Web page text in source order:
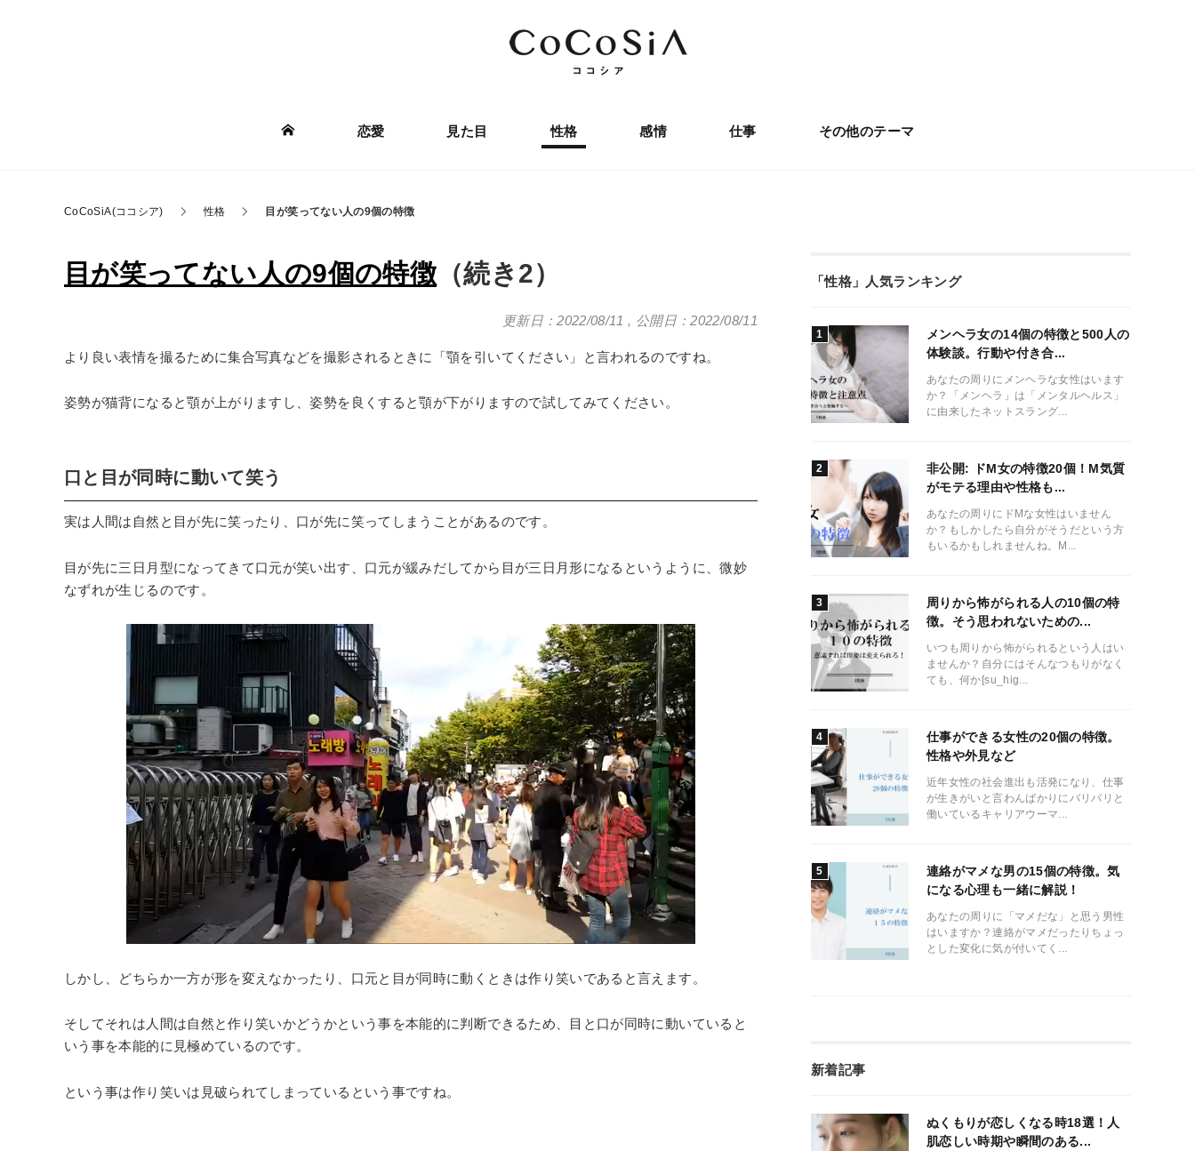
恋愛 見た目 性格 感情 仕事 その他のテーマ
CoCoSiA(ココシア) 性格 目が笑ってない人の9個の特徴
目が笑ってない人の9個の特徴 （続き2）
更新日：2022/08/11 , 公開日：2022/08/11
より良い表情を撮るために集合写真などを撮影されるときに「顎を引いてください」と言われるのですね。
姿勢が猫背になると顎が上がりますし、姿勢を良くすると顎が下がりますので試してみてください。
口と目が同時に動いて笑う
実は人間は自然と目が先に笑ったり、口が先に笑ってしまうことがあるのです。
目が先に三日月型になってきて口元が笑い出す、口元が緩みだしてから目が三日月形になるというように、微妙
なずれが生じるのです。
しかし、どちらか一方が形を変えなかったり、口元と目が同時に動くときは作り笑いであると言えます。
そしてそれは人間は自然と作り笑いかどうかという事を本能的に判断できるため、目と口が同時に動いていると
いう事を本能的に見極めているのです。
という事は作り笑いは見破られてしまっているという事ですね。
「性格」人気ランキング
メンヘラ女の14個の特徴と500人の
体験談。行動や付き合...
あなたの周りにメンヘラな女性はいます
か？「メンヘラ」は「メンタルヘルス」
に由来したネットスラング...
非公開: ドM女の特徴20個！M気質
がモテる理由や性格も...
あなたの周りにドMな女性はいません
か？もしかしたら自分がそうだという方
もいるかもしれませんね。M...
周りから怖がられる人の10個の特
徴。そう思われないための...
いつも周りから怖がられるという人はい
ませんか？自分にはそんなつもりがなく
ても、何か[su_hig...
仕事ができる女性の20個の特徴。
性格や外見など
近年女性の社会進出も活発になり、仕事
が生きがいと言わんばかりにバリバリと
働いているキャリアウーマ...
連絡がマメな男の15個の特徴。気
になる心理も一緒に解説！
あなたの周りに「マメだな」と思う男性
はいますか？連絡がマメだったりちょっ
とした変化に気が付いてく...
新着記事
ぬくもりが恋しくなる時18選！人
肌恋しい時期や瞬間のある...